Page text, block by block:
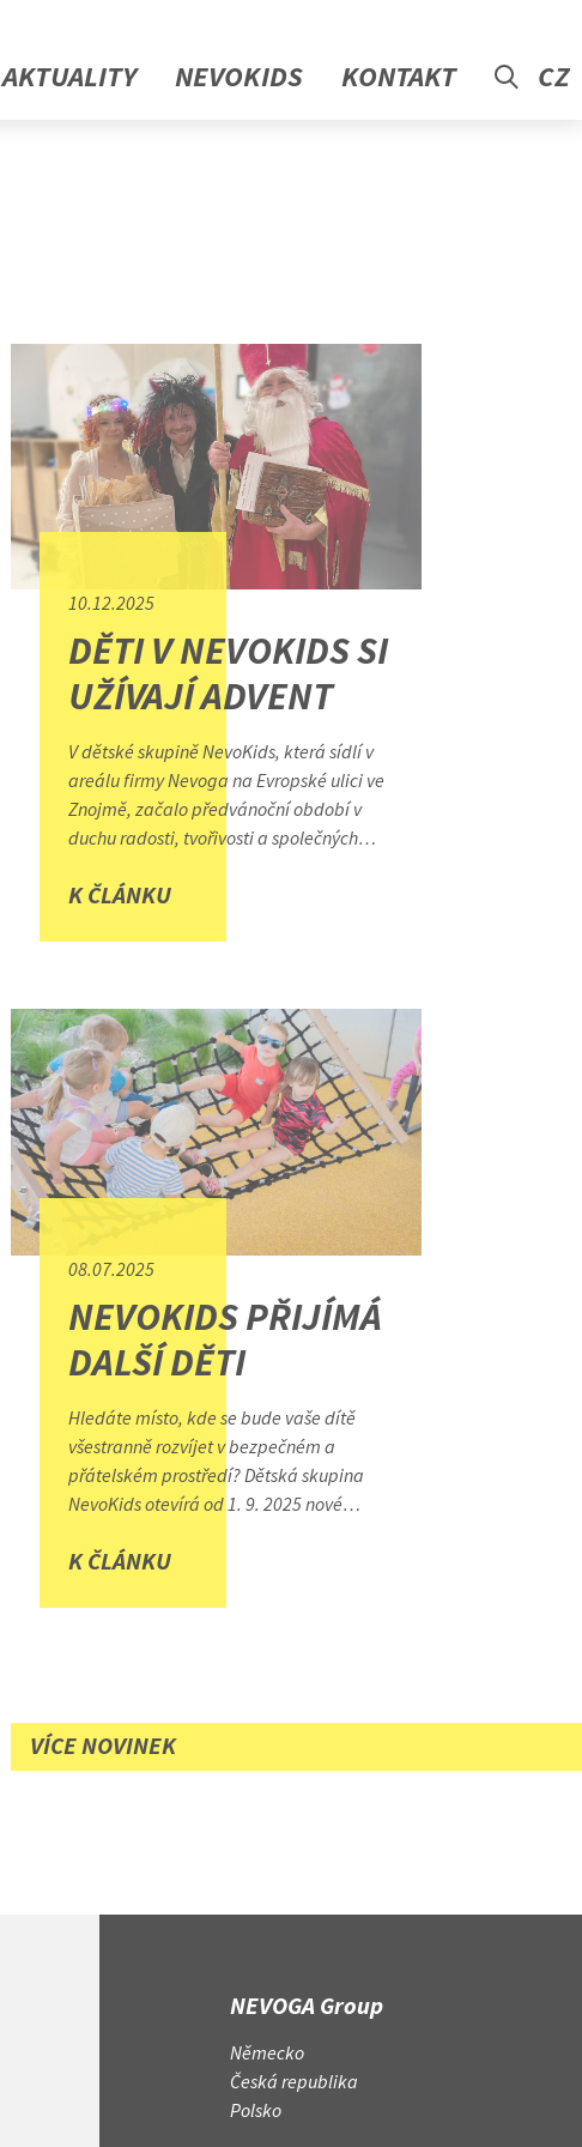
AKTUALITY NEVOKIDS KONTAKT CZ
10.12.2025
DĚTI V NEVOKIDS SI
UŽÍVAJÍ ADVENT
V dětské skupině NevoKids, která sídlí v
areálu firmy Nevoga na Evropské ulici ve
Znojmě, začalo předvánoční období v
duchu radosti, tvořivosti a společných
K ČLÁNKU
08.07.2025
NEVOKIDS PŘIJÍMÁ
DALŠÍ DĚTI
Hledáte místo, kde se bude vaše dítě
všestranně rozvíjet v bezpečném a
přátelském prostředí? Dětská skupina
NevoKids otevírá od 1. 9. 2025 nové
přihlašovat i kdykoliv v průběhu roku.
K ČLÁNKU
VÍCE NOVINEK
NEVOGA Group
Německo
Česká republika
Polsko